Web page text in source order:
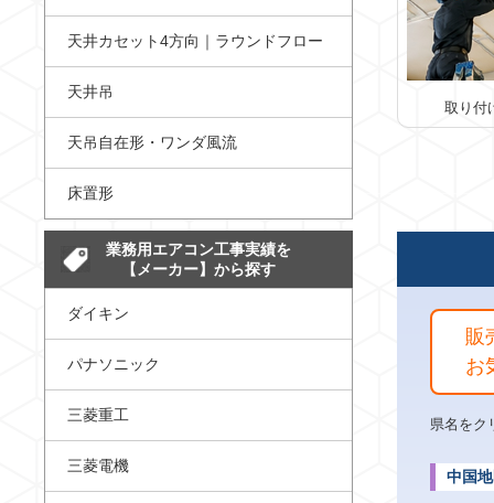
取り付
販
お
県名をク
中国
天井カセット4方向｜ラウンドフロー
天井吊
天吊自在形・ワンダ風流
床置形
業務用エアコン工事実績を
【メーカー】から探す
ダイキン
パナソニック
三菱重工
三菱電機